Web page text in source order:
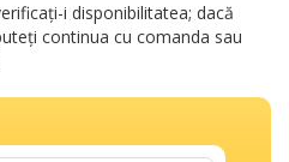
i disponibilitatea; dacă
continua cu comanda sau